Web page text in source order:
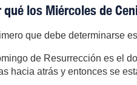
qué los Miércoles de
que debe determinarse
de Resurrección es el
hacia atrás y entonces se